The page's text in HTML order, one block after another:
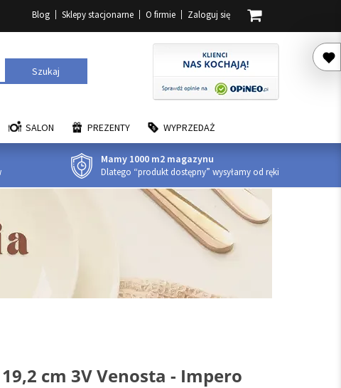
Blog Sklepy stacjonarne O firmie Zaloguj się
Szukaj
SALON PREZENTY WYPRZEDAŻ
Mamy 1000 m2 magazynu
Dlatego “produkt dostępny” wysyłamy od ręki
cm 3V Venosta - Impero